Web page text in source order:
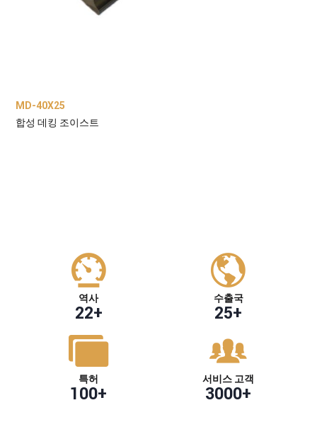
MD-40X25
합성 데킹 조이스트
역사
22+
수출국
25+
특허
100+
서비스 고객
3000+